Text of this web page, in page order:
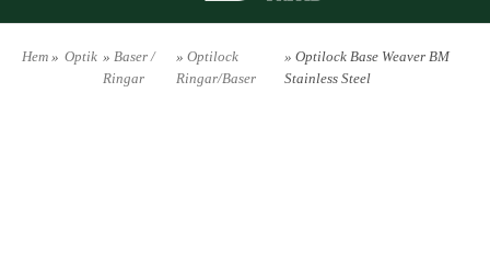
Hem » Optik » Baser /
Ringar
»Optilock
Ringar/Baser
» Optilock Base Weaver BM
Stainless Steel